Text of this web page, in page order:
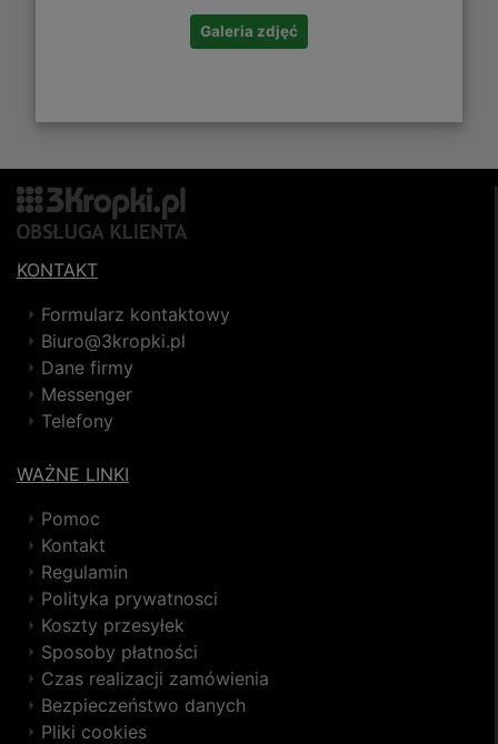
Galeria zdjęć
KONTAKT
Formularz kontaktowy
Biuro@3kropki.pl
Dane firmy
Messenger
Telefony
WAŻNE LINKI
Pomoc
Kontakt
Regulamin
Polityka prywatnosci
Koszty przesyłek
Sposoby płatności
Czas realizacji zamówienia
Bezpieczeństwo danych
Pliki cookies